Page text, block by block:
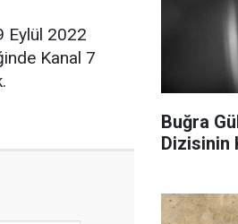
Eylül 2022
Kanal 7
Buğra
Dizisinin